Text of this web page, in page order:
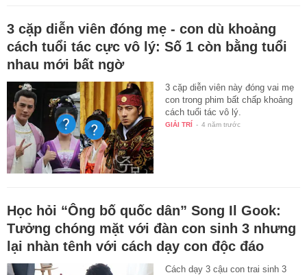
3 cặp diễn viên đóng mẹ - con dù khoảng
cách tuổi tác cực vô lý: Số 1 còn bằng tuổi
nhau mới bất ngờ
3 cặp diễn viên này đóng vai mẹ
con trong phim bất chấp khoảng
cách tuổi tác vô lý.
GIẢI TRÍ - 4 năm trước
Học hỏi “Ông bố quốc dân” Song Il Gook:
Tưởng chóng mặt với đàn con sinh 3 nhưng
lại nhàn tênh với cách dạy con độc đáo
Cách dạy 3 cậu con trai sinh 3